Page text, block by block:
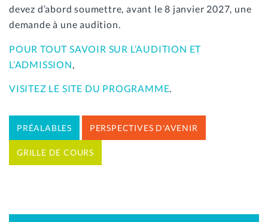
devez d’abord soumettre, avant le 8 janvier 2027, une
demande à une audition.
POUR TOUT SAVOIR SUR L’AUDITION ET
L’ADMISSION
VISITEZ LE SITE DU PROGRAMME.
PRÉALABLES PERSPECTIVES D'AVENIR
GRILLE DE COURS